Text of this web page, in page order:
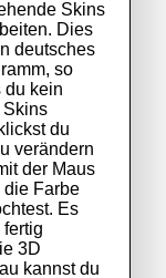
Skins
Dies
deutsches
so
du kein
Skins
du
verändern
der Maus
die Farbe
Es
3D
kannst du